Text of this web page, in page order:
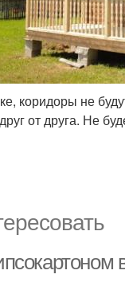
коридоры не
от друга. Не